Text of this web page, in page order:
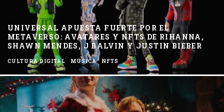
UNIVERSAL APUESTA FUERTE POR EL
METAVERSO: AVATARES Y NFTS DE RIHANNA,
SHAWN MENDES, J BALVIN Y JUSTIN BIEBER
CULTURA DIGITAL MÚSICA NFTS